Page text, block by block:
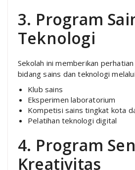
3. Program
Teknologi
Sekolah ini memberikan
bidang sains dan teknologi
Klub sains
Eksperimen laboratorium
Kompetisi sains tingkat kota
Pelatihan teknologi digital
4. Program
Kreativitas